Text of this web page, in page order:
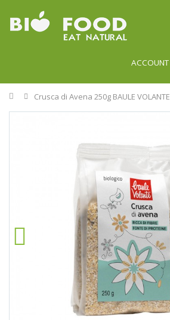
ACCOUNT
Home
Crusca di Avena 250g BAULE VOLANTE